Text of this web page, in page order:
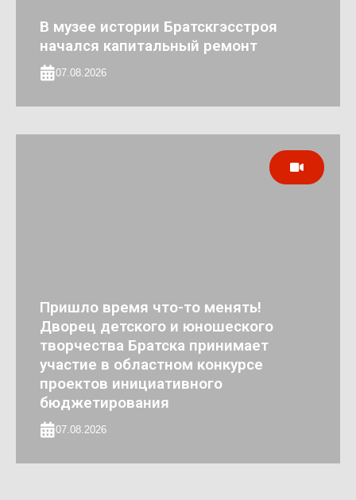
В музее истории Братскгэсстроя
начался капитальный ремонт
07.08.2026
Пришло время что-то менять!
Дворец детского и юношеского
творчества Братска принимает
участие в областном конкурсе
проектов инициативного
бюджетирования
07.08.2026